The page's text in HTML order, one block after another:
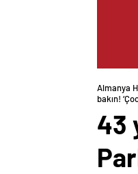
Almanya
bakın!
43